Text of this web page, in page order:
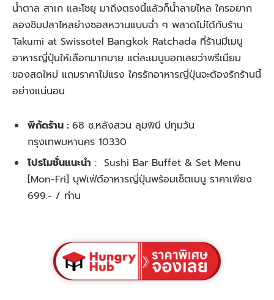
น้ำตาล สาเก และโชยุ มาถึงตรงนี้แล้วก็น้ำลายไหล ใครอยาก
ลองชิมปลาไหลย่างซอสหวานแบบฉ่ำ ๆ พลาดไม่ได้กับร้าน
Takumi at Swissotel Bangkok Ratchada ที่ร้านมีเมนู
อาหารญี่ปุ่นให้เลือกมากมาย แต่ละเมนูบอกเลยว่าพรีเมียม
ของสดใหม่ แถมราคาไม่แรง ใครรักอาหารญี่ปุ่นจะต้องรักร้านนี้
อย่างแน่นอน
พิกัดร้าน : 68 ซ.หลังสวน ลุมพินี ปทุมวัน
กรุงเทพมหานคร 10330
โปรโมชั่นแนะนำ : Sushi Bar Buffet & Set Menu
[Mon-Fri] บุฟเฟ่ต์อาหารญี่ปุ่นพร้อมเซ็ตเมนู ราคาเพียง
699.- / ท่าน